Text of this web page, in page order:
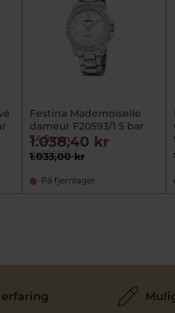
Festina Mademoiselle
dameur F20593/1 5 bar
34,5mm
daF20593-1
1.033,00 kr
1.038,40 kr
På fjernlager
erfaring